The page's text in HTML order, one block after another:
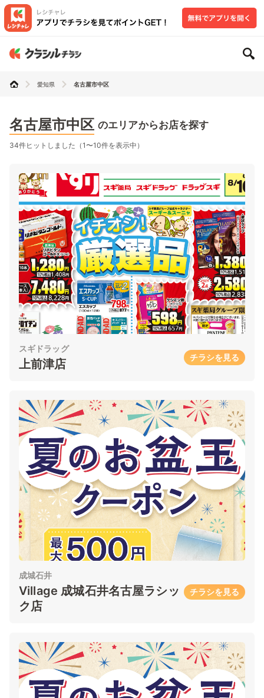
愛知県 名古屋市中区
名古屋市中区 のエリアからお店を探す
34件ヒットしました（1〜10件を表示中）
スギドラッグ
上前津店 チラシを見る
成城石井
Village 成城石井名古屋ラシッ
ク店
チラシを見る